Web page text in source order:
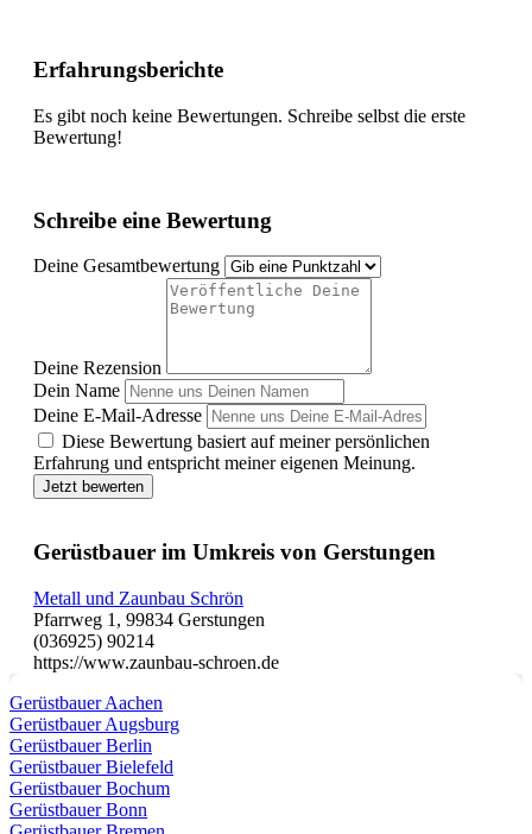
Erfahrungsberichte
Es gibt noch keine Bewertungen. Schreibe selbst die erste
Bewertung!
Schreibe eine Bewertung
Deine Gesamtbewertung
Deine Rezension
Dein Name
Deine E-Mail-Adresse
Diese Bewertung basiert auf meiner persönlichen
Erfahrung und entspricht meiner eigenen Meinung.
Jetzt bewerten
Gerüstbauer im Umkreis von Gerstungen
Metall und Zaunbau Schrön
Pfarrweg 1, 99834 Gerstungen
(036925) 90214
https://www.zaunbau-schroen.de
Gerüstbauer Aachen
Gerüstbauer Augsburg
Gerüstbauer Berlin
Gerüstbauer Bielefeld
Gerüstbauer Bochum
Gerüstbauer Bonn